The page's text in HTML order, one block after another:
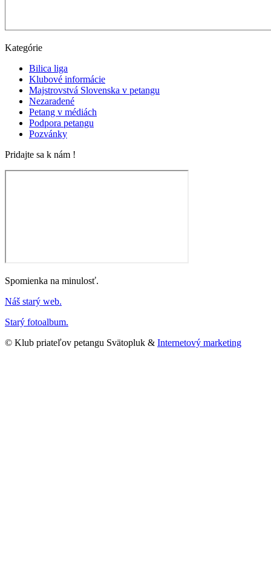
Kategórie
Bilica liga
Klubové informácie
Majstrovstvá Slovenska v petangu
Nezaradené
Petang v médiách
Podpora petangu
Pozvánky
Pridajte sa k nám !
Spomienka na minulosť.
Náš starý web.
Starý fotoalbum.
© Klub priateľov petangu Svätopluk & Internetový marketing